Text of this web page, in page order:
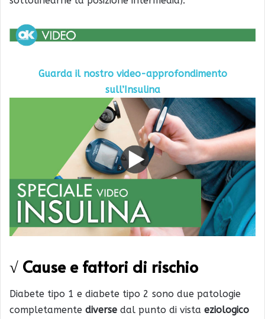
Guarda il nostro video-approfondimento
sull’Insulina
√ Cause e fattori di rischio
Diabete tipo 1 e diabete tipo 2 sono due patologie
completamente diverse dal punto di vista eziologico